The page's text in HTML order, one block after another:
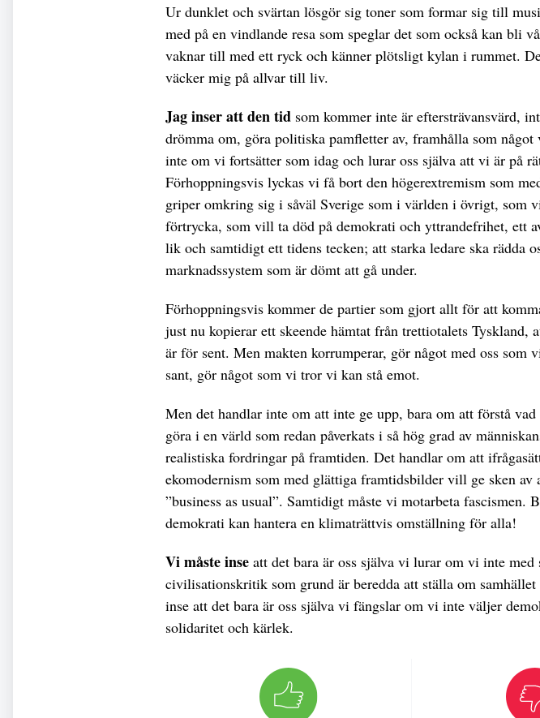
Ur dunklet och svärtan lösgör sig toner som formar sig till
med på en vindlande resa som speglar det som också kan bli
vaknar till med ett ryck och känner plötsligt kylan i rummet.
väcker mig på allvar till liv.
Jag inser att den tid som kommer inte är eftersträvansvärd,
drömma om, göra politiska pamfletter av, framhålla som
inte om vi fortsätter som idag och lurar oss själva att vi är på
Förhoppningsvis lyckas vi få bort den högerextremism som
griper omkring sig i såväl Sverige som i världen i övrigt, som
förtrycka, som vill ta död på demokrati och yttrandefrihet, ett
lik och samtidigt ett tidens tecken; att starka ledare ska rädda
marknadssystem som är dömt att gå under.
Förhoppningsvis kommer de partier som gjort allt för att
just nu kopierar ett skeende hämtat från trettiotalets Tyskland,
är för sent. Men makten korrumperar, gör något med oss som
sant, gör något som vi tror vi kan stå emot.
Men det handlar inte om att inte ge upp, bara om att förstå
göra i en värld som redan påverkats i så hög grad av
realistiska fordringar på framtiden. Det handlar om att
ekomodernism som med glättiga framtidsbilder vill ge sken av
”business as usual”. Samtidigt måste vi motarbeta fascismen.
demokrati kan hantera en klimaträttvis omställning för alla!
Vi måste inse att det bara är oss själva vi lurar om vi inte med
civilisationskritik som grund är beredda att ställa om
inse att det bara är oss själva vi fängslar om vi inte väljer
solidaritet och kärlek.